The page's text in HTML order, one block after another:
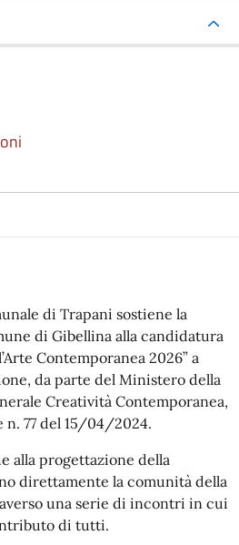
di Trapani sostiene la
di Gibellina alla candidatura
Contemporanea 2026” a
da parte del Ministero della
Creatività Contemporanea,
77 del 15/04/2024.
alla progettazione della
direttamente la comunità della
una serie di incontri in cui
di tutti.